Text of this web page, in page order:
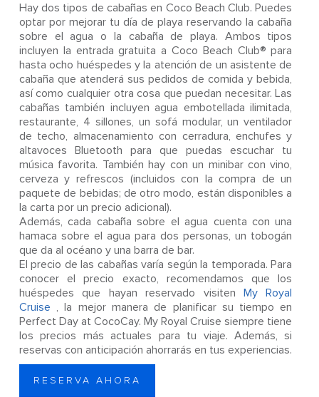
Hay dos tipos de cabañas en Coco Beach Club. Puedes
optar por mejorar tu día de playa reservando la cabaña
sobre el agua o la cabaña de playa. Ambos tipos
incluyen la entrada gratuita a Coco Beach Club® para
hasta ocho huéspedes y la atención de un asistente de
cabaña que atenderá sus pedidos de comida y bebida,
así como cualquier otra cosa que puedan necesitar. Las
cabañas también incluyen agua embotellada ilimitada,
restaurante, 4 sillones, un sofá modular, un ventilador
de techo, almacenamiento con cerradura, enchufes y
altavoces Bluetooth para que puedas escuchar tu
música favorita. También hay con un minibar con vino,
cerveza y refrescos (incluidos con la compra de un
paquete de bebidas; de otro modo, están disponibles a
la carta por un precio adicional).
Además, cada cabaña sobre el agua cuenta con una
hamaca sobre el agua para dos personas, un tobogán
que da al océano y una barra de bar.
El precio de las cabañas varía según la temporada. Para
conocer el precio exacto, recomendamos que los
huéspedes que hayan reservado visiten My Royal
Cruise , la mejor manera de planificar su tiempo en
Perfect Day at CocoCay. My Royal Cruise siempre tiene
los precios más actuales para tu viaje. Además, si
reservas con anticipación ahorrarás en tus experiencias.
RESERVA AHORA